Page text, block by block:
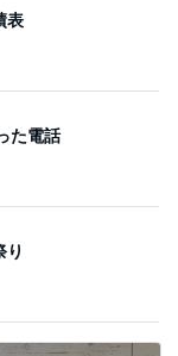
表
た電話
り